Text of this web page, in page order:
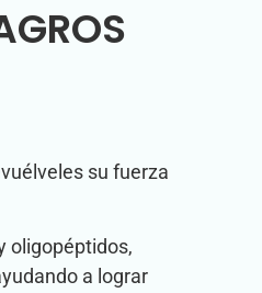
su fuerza
oligopéptidos,
a lograr